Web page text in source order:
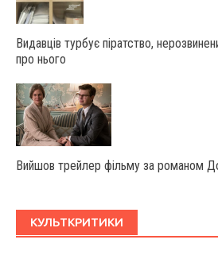
Видавців турбує піратство,
про нього
Вийшов трейлер фільму за романом
КУЛЬТКРИТИКИ